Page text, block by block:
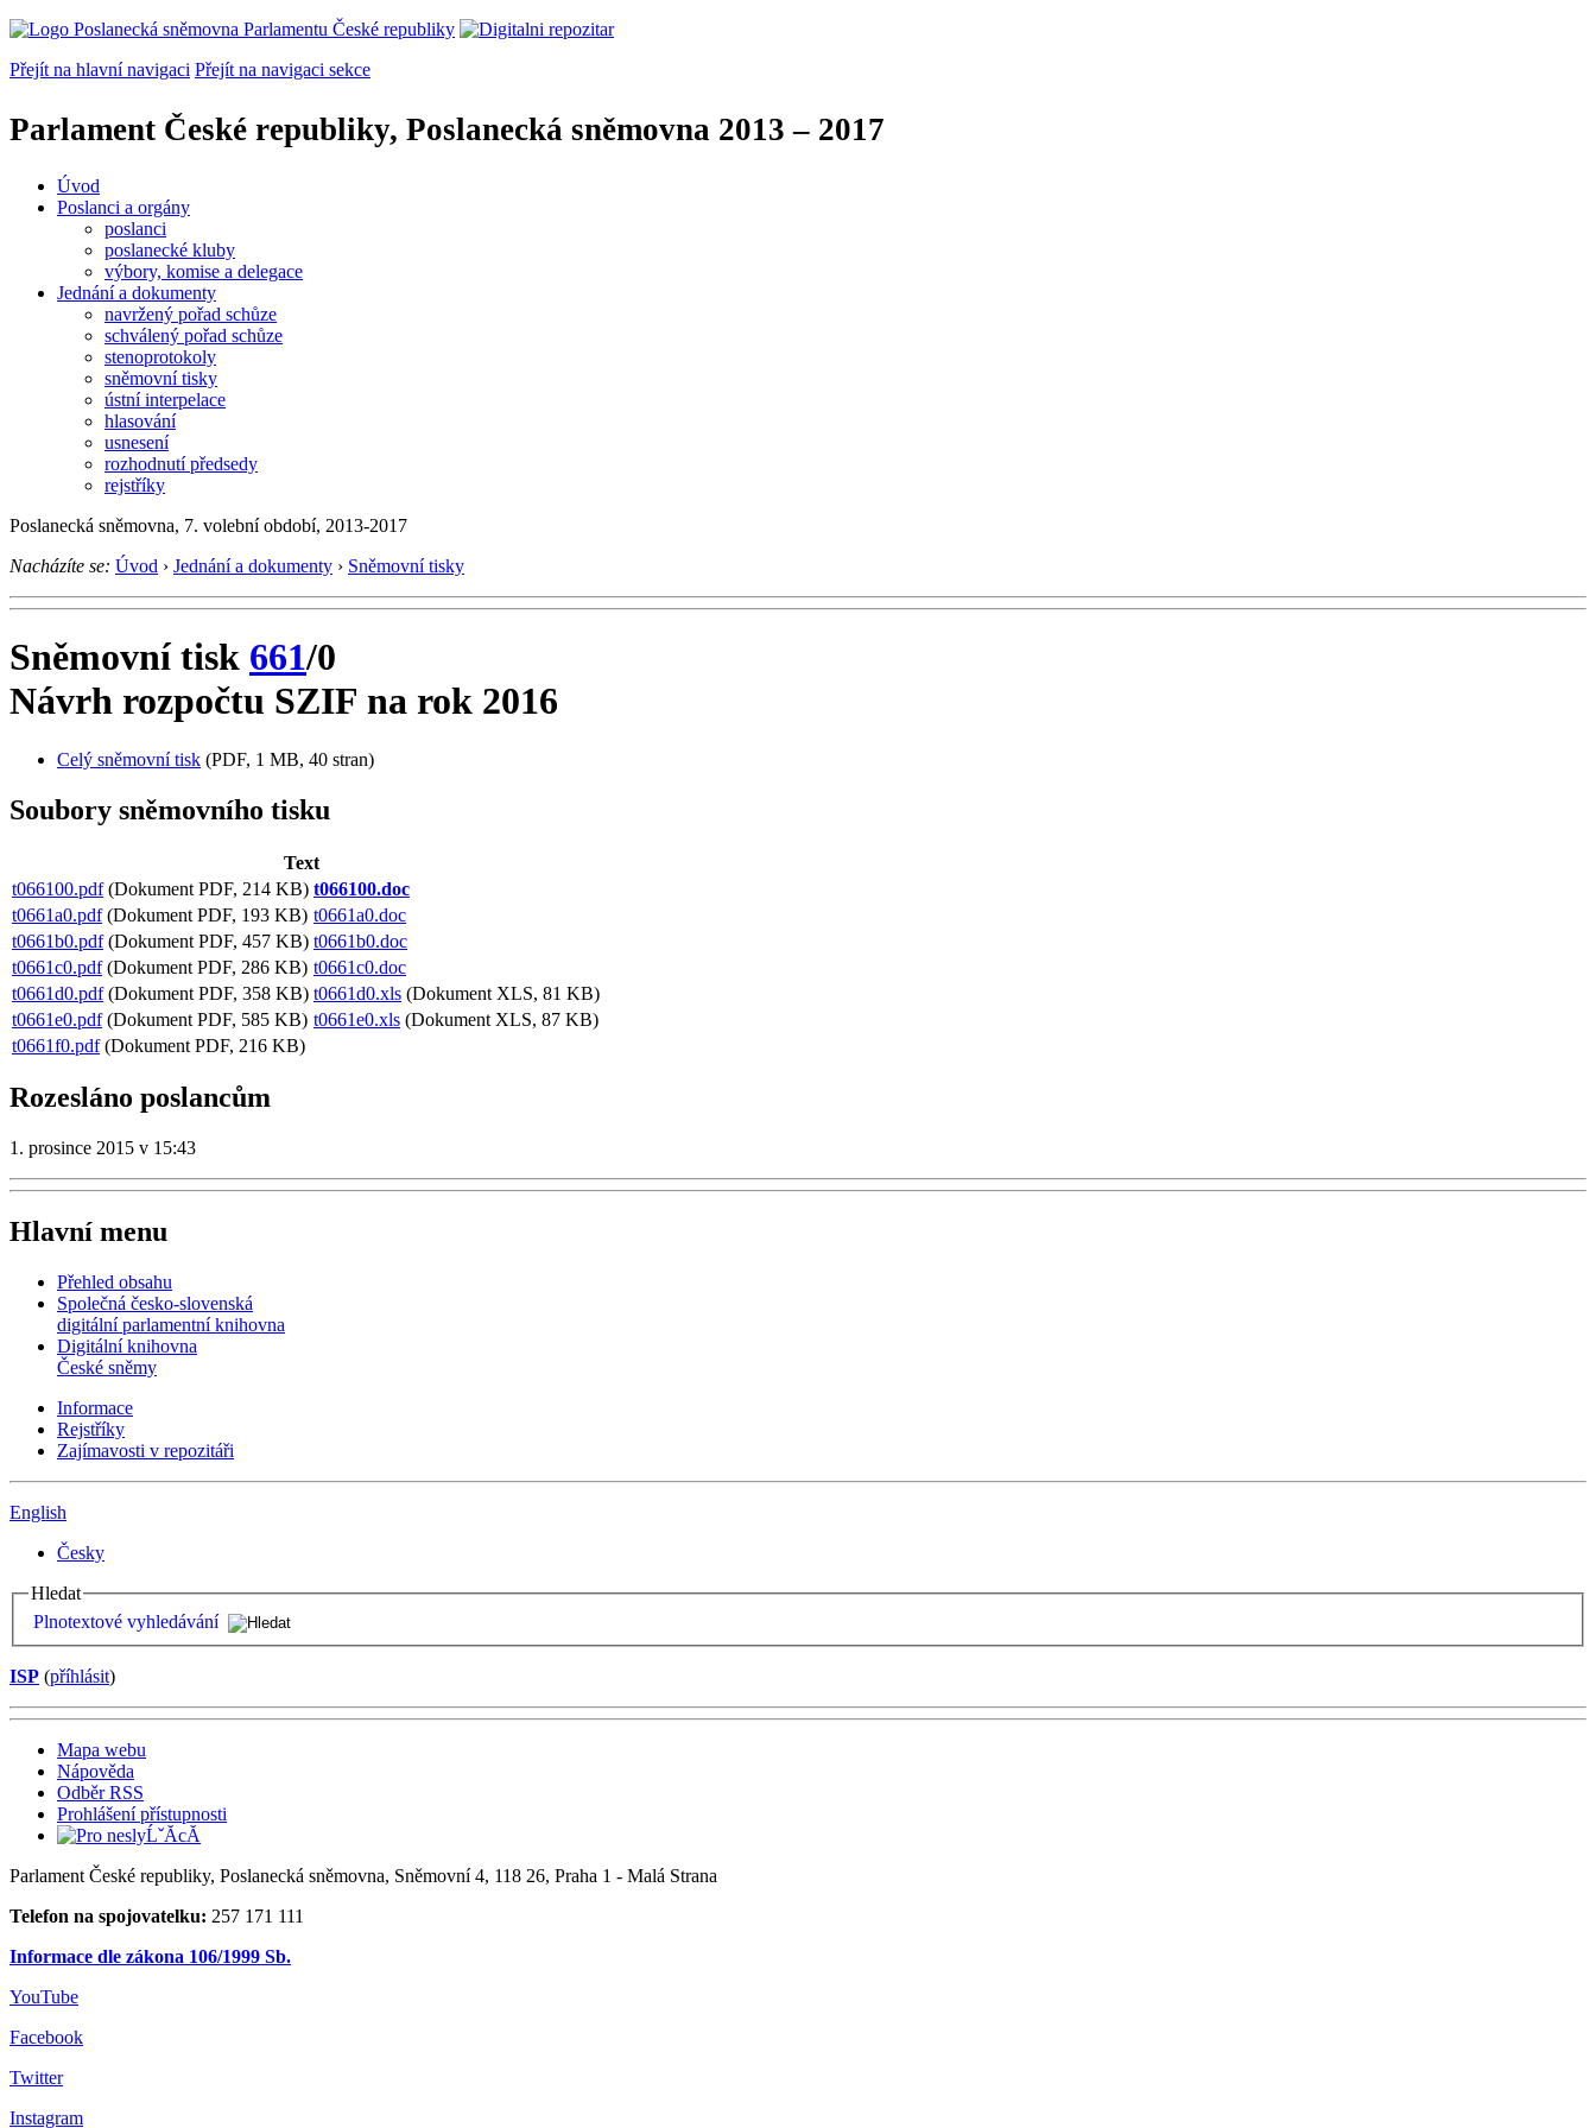
Přejít na hlavní navigaci Přejít na navigaci sekce
Parlament České republiky, Poslanecká sněmovna 2013 – 2017
Úvod
Poslanci a orgány
poslanci
poslanecké kluby
výbory, komise a delegace
Jednání a dokumenty
navržený pořad schůze
schválený pořad schůze
stenoprotokoly
sněmovní tisky
ústní interpelace
hlasování
usnesení
rozhodnutí předsedy
rejstříky
Poslanecká sněmovna, 7. volební období, 2013-2017
Nacházíte se: Úvod › Jednání a dokumenty › Sněmovní tisky
Sněmovní tisk 661/0
Návrh rozpočtu SZIF na rok 2016
Celý sněmovní tisk (PDF, 1 MB, 40 stran)
Soubory sněmovního tisku
Text
t066100.pdf(Dokument PDF, 214 KB) t066100.doc
t0661a0.pdf(Dokument PDF, 193 KB) t0661a0.doc
t0661b0.pdf(Dokument PDF, 457 KB) t0661b0.doc
t0661c0.pdf(Dokument PDF, 286 KB) t0661c0.doc
t0661d0.pdf(Dokument PDF, 358 KB) t0661d0.xls (Dokument XLS, 81 KB)
t0661e0.pdf(Dokument PDF, 585 KB) t0661e0.xls (Dokument XLS, 87 KB)
t0661f0.pdf(Dokument PDF, 216 KB)
Rozesláno poslancům
1. prosince 2015 v 15:43
Hlavní menu
Přehled obsahu
Společná česko-slovenská
digitální parlamentní knihovna
Digitální knihovna
České sněmy
Informace
Rejstříky
Zajímavosti v repozitáři
English
Česky
Hledat
Plnotextové vyhledávání
ISP (příhlásit)
Mapa webu
Nápověda
Odběr RSS
Prohlášení přístupnosti
Parlament České republiky, Poslanecká sněmovna, Sněmovní 4, 118 26, Praha 1 - Malá Strana
Telefon na spojovatelku: 257 171 111
Informace dle zákona 106/1999 Sb.
YouTube
Facebook
Twitter
Instagram